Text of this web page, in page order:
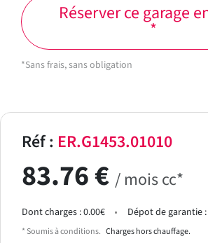
Réserver ce garage en ligne
*
*Sans frais, sans obligation
Réf : ER.G1453.01010
83.76 € / mois cc*
Dont charges : 0.00€ Dépot de garantie :
* Soumis à conditions. Charges hors chauffage.